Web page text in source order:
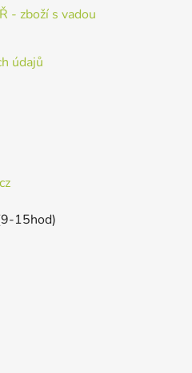
- zboží s vadou
údajů
15hod)